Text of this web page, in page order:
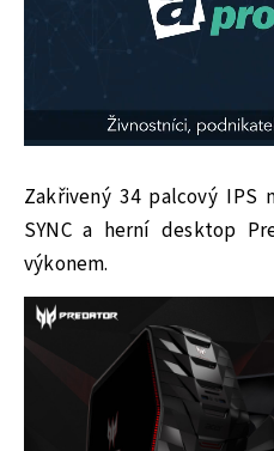
Zakřivený 34 palcový IPS
SYNC a herní desktop
výkonem.